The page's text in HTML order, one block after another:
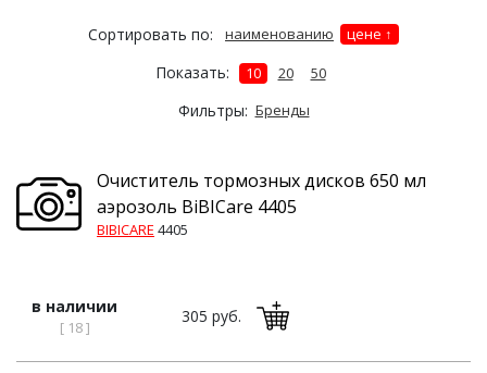
Сортировать по: наименованию цене
Показать: 10 20 50
Фильтры: Бренды
Очиститель тормозных дисков 650 мл
аэрозоль BiBICare 4405
BIBICARE 4405
в наличии
[ 18 ]
305 руб.